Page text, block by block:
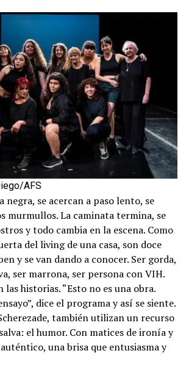
AFS
negra, se acercan a paso lento, se
murmullos. La caminata termina, se
y todo cambia en la escena. Como
del living de una casa, son doce
y se van dando a conocer. Ser gorda,
ser marrona, ser persona con VIH.
las historias. “Esto no es una obra.
dice el programa y así se siente.
también utilizan un recurso
el humor. Con matices de ironía y
una brisa que entusiasma y